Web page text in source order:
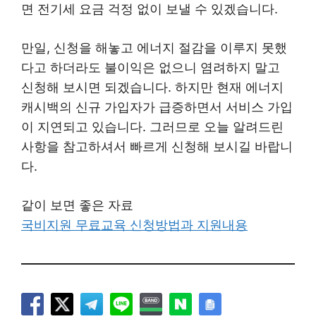
면 전기세 요금 걱정 없이 보낼 수 있겠습니다.
만일, 신청을 해놓고 에너지 절감을 이루지 못했
다고 하더라도 불이익은 없으니 염려하지 말고
신청해 보시면 되겠습니다. 하지만 현재 에너지
캐시백의 신규 가입자가 급증하면서 서비스 가입
이 지연되고 있습니다. 그러므로 오늘 알려드린
사항을 참고하셔서 빠르게 신청해 보시길 바랍니
다.
같이 보면 좋은 자료
국비지원 무료교육 신청방법과 지원내용